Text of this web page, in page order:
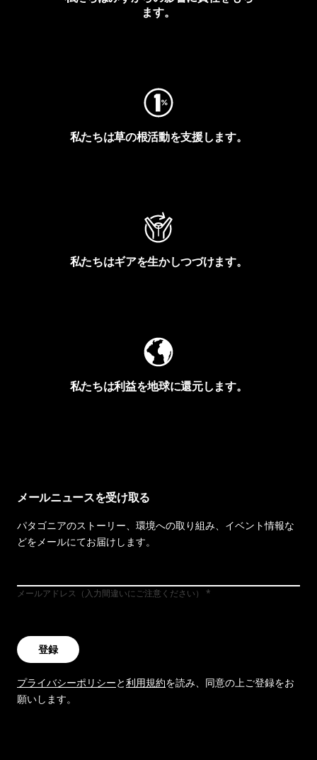
ます。
私たちは草の根活動を支援します。
私たちはギアを生かしつづけます。
私たちは利益を地球に還元します。
メールニュースを受け取る
パタゴニアのストーリー、環境への取り組み、イベント情報な
どをメールにてお届けします。
メールアドレス（入力間違いにご注意ください）
登録
プライバシーポリシーと利用規約を読み、同意の上ご登録をお
願いします。